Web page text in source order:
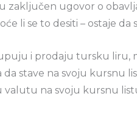
zaključen ugovor o
li se to desiti – ostaje da
i prodaju tursku liru,
stave na svoju kursnu
valutu na svoju kursnu